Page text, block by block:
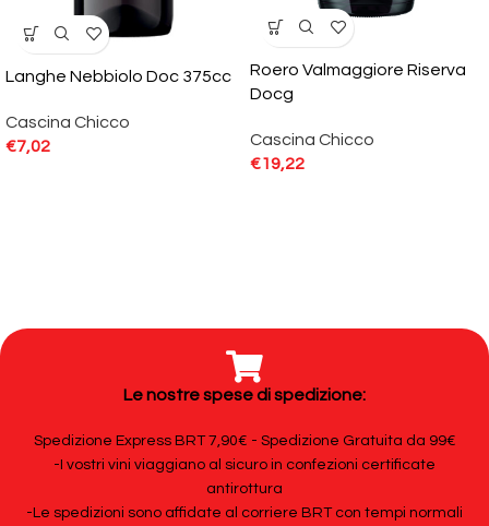
Langhe Nebbiolo Doc 375cc
Cascina Chicco
€7,02
Roero Valmaggiore Riserva
Docg
Cascina Chicco
€19,22
Le nostre spese di spedizione:
Spedizione Express BRT 7,90€ - Spedizione Gratuita da 99€
-I vostri vini viaggiano al sicuro in confezioni certificate
antirottura
-Le spedizioni sono affidate al corriere BRT con tempi normali